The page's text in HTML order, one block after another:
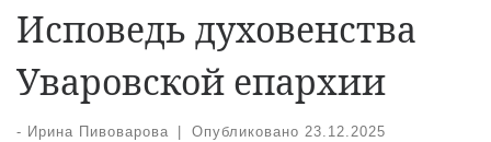
Исповедь духовенства
Уваровской епархии
- Ирина Пивоварова Опубликовано 23.12.2025